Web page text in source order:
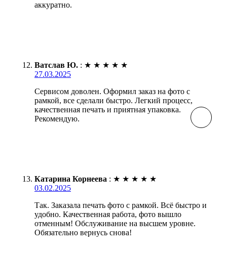
аккуратно.
Ватслав Ю. : ★ ★ ★ ★ ★
27.03.2025
Сервисом доволен. Оформил заказ на фото с
рамкой, все сделали быстро. Легкий процесс,
качественная печать и приятная упаковка.
Рекомендую.
Катарина Корнеева : ★ ★ ★ ★ ★
03.02.2025
Так. Заказала печать фото с рамкой. Всё быстро и
удобно. Качественная работа, фото вышло
отменным! Обслуживание на высшем уровне.
Обязательно вернусь снова!